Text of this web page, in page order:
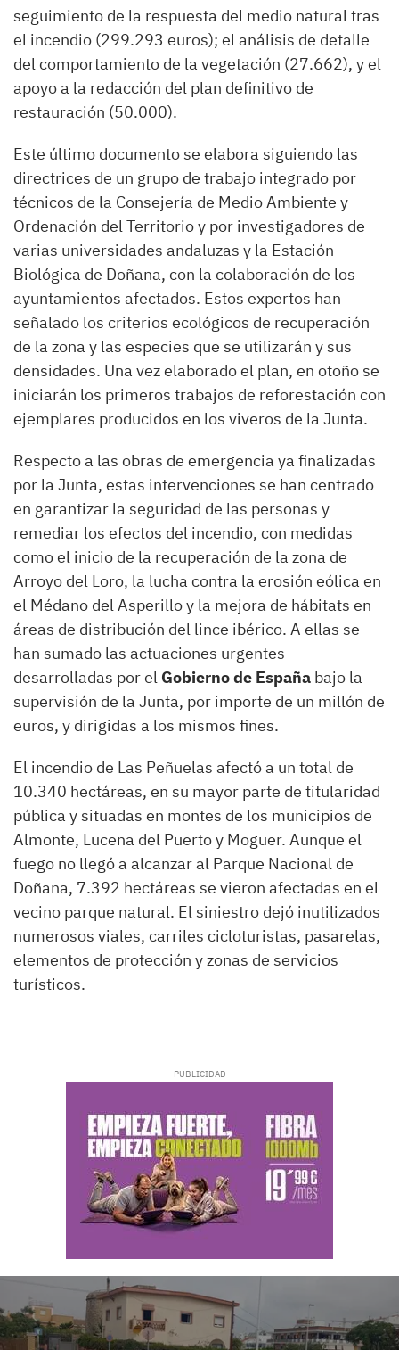
seguimiento de la respuesta del medio natural tras
el incendio (299.293 euros); el análisis de detalle
del comportamiento de la vegetación (27.662), y el
apoyo a la redacción del plan definitivo de
restauración (50.000).
Este último documento se elabora siguiendo las
directrices de un grupo de trabajo integrado por
técnicos de la Consejería de Medio Ambiente y
Ordenación del Territorio y por investigadores de
varias universidades andaluzas y la Estación
Biológica de Doñana, con la colaboración de los
ayuntamientos afectados. Estos expertos han
señalado los criterios ecológicos de recuperación
de la zona y las especies que se utilizarán y sus
densidades. Una vez elaborado el plan, en otoño se
iniciarán los primeros trabajos de reforestación con
ejemplares producidos en los viveros de la Junta.
Respecto a las obras de emergencia ya finalizadas
por la Junta, estas intervenciones se han centrado
en garantizar la seguridad de las personas y
remediar los efectos del incendio, con medidas
como el inicio de la recuperación de la zona de
Arroyo del Loro, la lucha contra la erosión eólica en
el Médano del Asperillo y la mejora de hábitats en
áreas de distribución del lince ibérico. A ellas se
han sumado las actuaciones urgentes
desarrolladas por el Gobierno de España bajo la
supervisión de la Junta, por importe de un millón de
euros, y dirigidas a los mismos fines.
El incendio de Las Peñuelas afectó a un total de
10.340 hectáreas, en su mayor parte de titularidad
pública y situadas en montes de los municipios de
Almonte, Lucena del Puerto y Moguer. Aunque el
fuego no llegó a alcanzar al Parque Nacional de
Doñana, 7.392 hectáreas se vieron afectadas en el
vecino parque natural. El siniestro dejó inutilizados
numerosos viales, carriles cicloturistas, pasarelas,
elementos de protección y zonas de servicios
turísticos.